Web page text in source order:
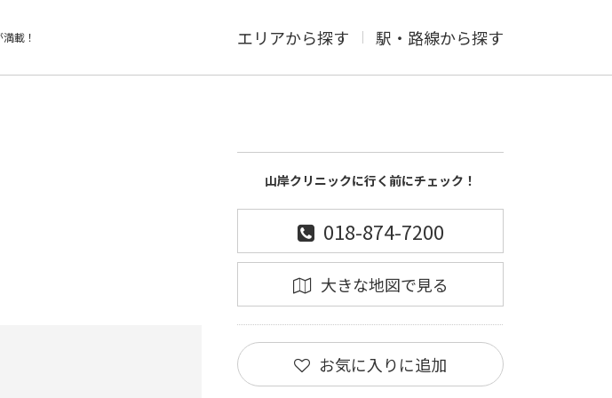
載！ エリアから探す 駅・路線から探す
山岸クリニックに行く前にチェック！
018-874-7200
大きな地図で見る
お気に入りに追加